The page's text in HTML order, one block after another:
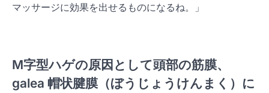
マッサージに効果を出せるものになるね。」
M字型ハゲの原因として頭部の筋膜、
galea 帽状腱膜（ぼうじょうけんまく）に